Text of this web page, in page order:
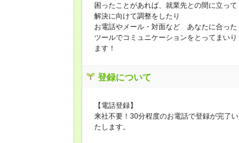
困ったことがあれば、就業先との間に立って
解決に向けて調整をしたり
お電話やメール・対面など あなたに合った
ツールでコミュニケーションをとってまいり
ます！
登録について
【電話登録】
来社不要！30分程度のお電話で登録が完了い
たします。